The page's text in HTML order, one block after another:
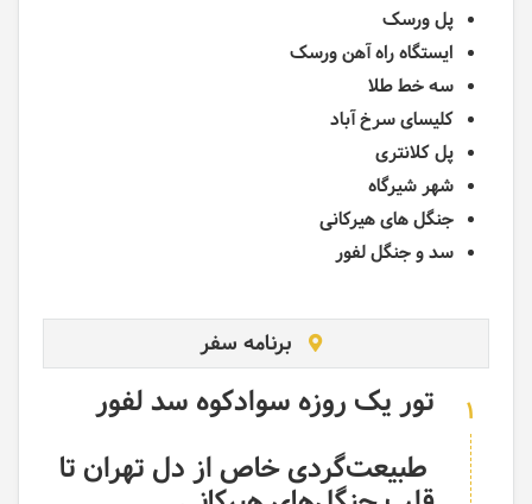
پل ورسک
ایستگاه راه آهن ورسک
سه خط طلا
کلیسای سرخ آباد
پل کلانتری
شهر شیرگاه
جنگل های هیرکانی
سد و جنگل لفور
برنامه سفر
1
تور یک روزه سوادکوه سد لفور
طبیعت‌گردی خاص از دل تهران تا